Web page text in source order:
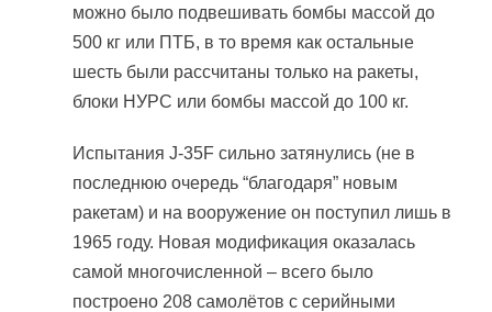
можно было подвешивать бомбы массой до
500 кг или ПТБ, в то время как остальные
шесть были рассчитаны только на ракеты,
блоки НУРС или бомбы массой до 100 кг.
Испытания J-35F сильно затянулись (не в
последнюю очередь “благодаря” новым
ракетам) и на вооружение он поступил лишь в
1965 году. Новая модификация оказалась
самой многочисленной – всего было
построено 208 самолётов с серийными